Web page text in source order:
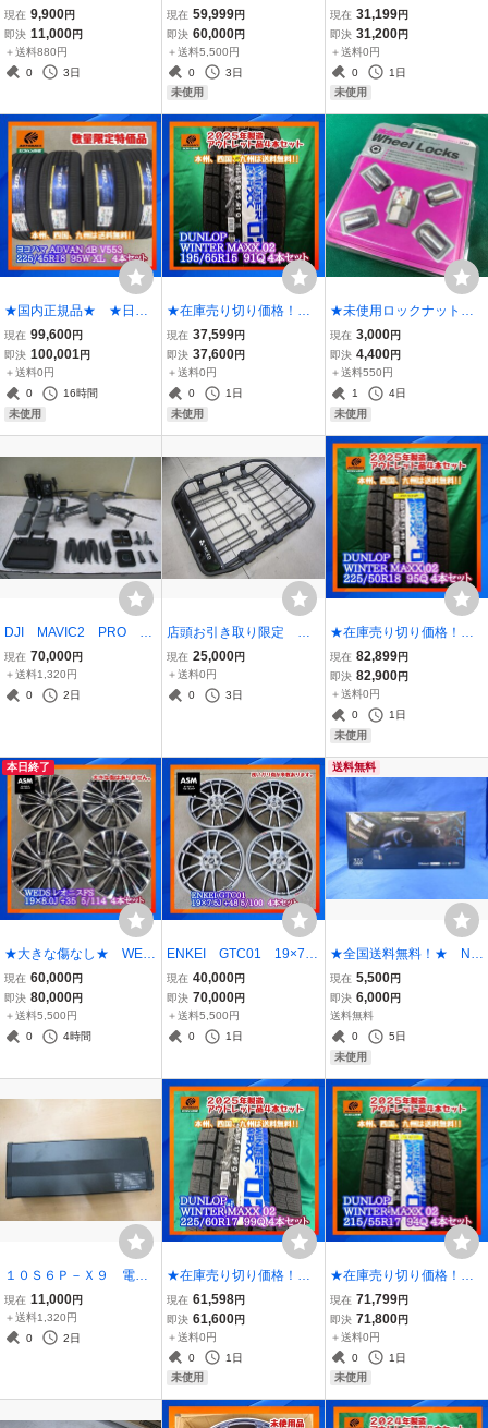
地図データ★ カロッツ
ェリア AVIC-RZ09zp
楽ナビ スバル純正オプ
ションモデル ≪中古品
現在 9,900円
即決 11,000円
＋送料880円
0
3日
RMPレーシング GR12
16×6.0J ＋43 4/100
4本セット
現在 59,999円
即決 60,000円
＋送料5,500円
0
3日
未使用
くなり次第終了★ ★正
規未使用品★ DUNLOP
WINTER MAXX 02 175/6
5R15 ４本セット
現在 31,199円
即決 31,200円
＋送料0円
0
1日
未使用
★国内正規品★ ★日本
製★ ヨコハマ アドバ
ン デシベルV553 225/
45R18 95W XL ４本セ
ット
現在 99,600円
即決 100,001円
＋送料0円
0
16時間
未使用
★在庫売り切り価格！無
くなり次第終了★ ★正
規未使用品★ DUNLOP
WINTER MAXX 02 195/
65R15 ４本セット
現在 37,599円
即決 37,600円
＋送料0円
0
1日
未使用
★未使用ロックナット★
マックガード M12×P
1.5 軽自動車用 ４個
現在 3,000円
即決 4,400円
＋送料550円
1
4日
未使用
DJI MAVIC2 PRO ス
マートコントローラー
ＲＭ５００ バッテリー
２個他 簡易動作確認済
現在 70,000円
＋送料1,320円
0
2日
店頭お引き取り限定 発
送不可 店頭展示品 Ｔ
ＥＲＺＯ ＥＡ３１０
バスケットラック 欠品
現在 25,000円
＋送料0円
0
3日
★在庫売り切り価格！無
くなり次第終了★ ★正
規未使用品★ DUNLOP
WINTER MAXX 02 22
5/50R18 ４本セット
現在 82,899円
即決 82,900円
＋送料0円
0
1日
未使用
本日終了
★大きな傷なし★ WED
S レオニスFS 19×8.0J
+35 5/114 BMCMC
4本セット
現在 60,000円
即決 80,000円
＋送料5,500円
0
4時間
ENKEI GTC01 19×7.5
J +48 5/100 4本セッ
ト
現在 40,000円
即決 70,000円
＋送料5,500円
0
1日
送料無料
★全国送料無料！★ NE
XTBASE 322GWR 前後
２カメラ ドライブレコー
ダー ≪未開封・未使用
品≫
現在 5,500円
即決 6,000円
送料無料
0
5日
未使用
１０Ｓ６Ｐ－Ｘ９ 電動
キックボード スクータ
ー用 バッテリー 詳細
不明 保証無し ジャン
現在 11,000円
＋送料1,320円
0
2日
★在庫売り切り価格！無
くなり次第終了★ ★正
規未使用品★ DUNLO
P WINTER MAXX 02 22
5/60R17 ４本セット
現在 61,598円
即決 61,600円
＋送料0円
0
1日
未使用
★在庫売り切り価格！無
くなり次第終了★ ★正
規未使用品★ DUNLOP
WINTER MAXX 02 21
5/55R17 ４本セット
現在 71,799円
即決 71,800円
＋送料0円
0
1日
未使用